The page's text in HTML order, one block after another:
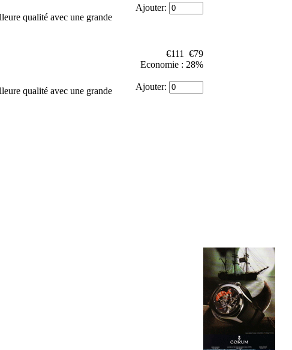
qualité avec une grande
Ajouter:
qualité avec une grande
€111
€79
Economie : 28%
Ajouter: